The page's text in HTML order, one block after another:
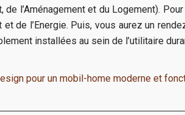
de l’Aménagement et du Logement).
et de l’Energie. Puis, vous aurez un
installées au sein de l’utilitaire
pour un mobil-home moderne et